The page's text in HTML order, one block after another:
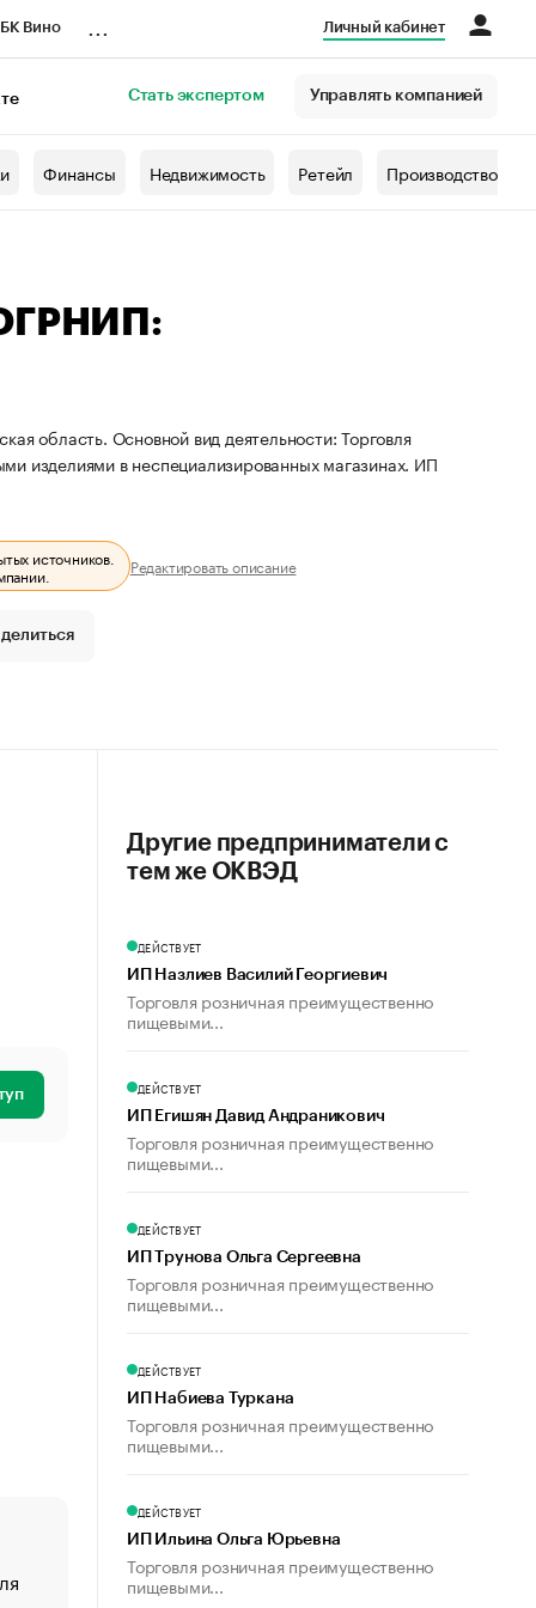
Вино Личный кабинет
Стать экспертом Управлять компанией
Финансы Недвижимость Ретейл Производство
область. Основной вид деятельности: Торговля
изделиями в неспециализированных магазинах. ИП
источников.
Редактировать описание
«От спорта тело стареет иначе». Как живет глава
Другие предприниматели с
тем же ОКВЭД
ДЕЙСТВУЕТ
ИП Назлиев Василий Георгиевич
Торговля розничная преимущественно
пищевыми...
ДЕЙСТВУЕТ
ИП Егишян Давид Андраникович
Торговля розничная преимущественно
пищевыми...
ДЕЙСТВУЕТ
ИП Трунова Ольга Сергеевна
Торговля розничная преимущественно
пищевыми...
ДЕЙСТВУЕТ
ИП Набиева Туркана
Торговля розничная преимущественно
пищевыми...
ДЕЙСТВУЕТ
ИП Ильина Ольга Юрьевна
Торговля розничная преимущественно
пищевыми...